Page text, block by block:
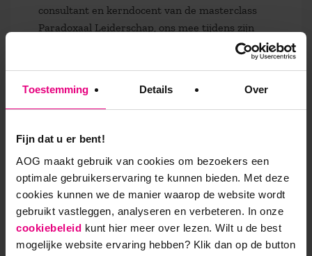
Toestemming Details Over
Fijn dat u er bent!
AOG maakt gebruik van cookies om bezoekers een
optimale gebruikerservaring te kunnen bieden. Met deze
cookies kunnen we de manier waarop de website wordt
gebruikt vastleggen, analyseren en verbeteren. In onze
cookiebeleid kunt hier meer over lezen. Wilt u de best
mogelijke website ervaring hebben? Klik dan op de button
consultant en kerndocent van de masterclass
Paradoxaal Leiderschap, ons mee tijdens zijn